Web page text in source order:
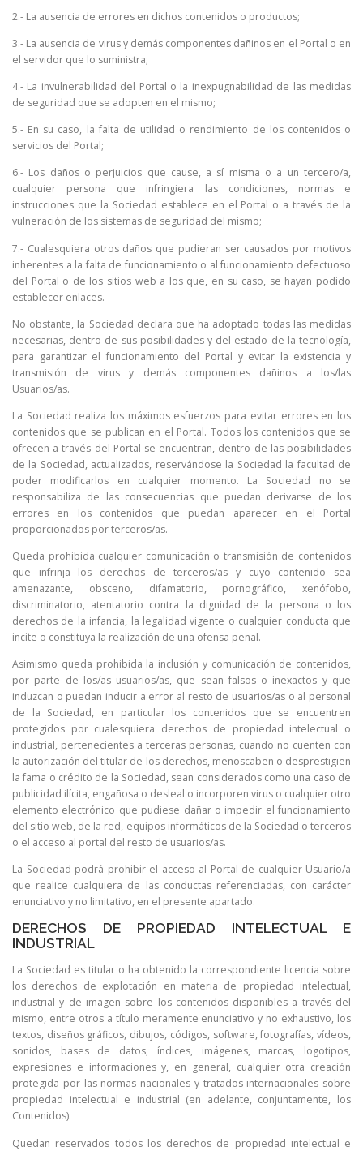
2.- La ausencia de errores en dichos contenidos o productos;
3.- La ausencia de virus y demás componentes dañinos en el Portal o en
el servidor que lo suministra;
4.- La invulnerabilidad del Portal o la inexpugnabilidad de las medidas
de seguridad que se adopten en el mismo;
5.- En su caso, la falta de utilidad o rendimiento de los contenidos o
servicios del Portal;
6.- Los daños o perjuicios que cause, a sí misma o a un tercero/a,
cualquier persona que infringiera las condiciones, normas e
instrucciones que la Sociedad establece en el Portal o a través de la
vulneración de los sistemas de seguridad del mismo;
7.- Cualesquiera otros daños que pudieran ser causados por motivos
inherentes a la falta de funcionamiento o al funcionamiento defectuoso
del Portal o de los sitios web a los que, en su caso, se hayan podido
establecer enlaces.
No obstante, la Sociedad declara que ha adoptado todas las medidas
necesarias, dentro de sus posibilidades y del estado de la tecnología,
para garantizar el funcionamiento del Portal y evitar la existencia y
transmisión de virus y demás componentes dañinos a los/las
Usuarios/as.
La Sociedad realiza los máximos esfuerzos para evitar errores en los
contenidos que se publican en el Portal. Todos los contenidos que se
ofrecen a través del Portal se encuentran, dentro de las posibilidades
de la Sociedad, actualizados, reservándose la Sociedad la facultad de
poder modificarlos en cualquier momento. La Sociedad no se
responsabiliza de las consecuencias que puedan derivarse de los
errores en los contenidos que puedan aparecer en el Portal
proporcionados por terceros/as.
Queda prohibida cualquier comunicación o transmisión de contenidos
que infrinja los derechos de terceros/as y cuyo contenido sea
amenazante, obsceno, difamatorio, pornográfico, xenófobo,
discriminatorio, atentatorio contra la dignidad de la persona o los
derechos de la infancia, la legalidad vigente o cualquier conducta que
incite o constituya la realización de una ofensa penal.
Asimismo queda prohibida la inclusión y comunicación de contenidos,
por parte de los/as usuarios/as, que sean falsos o inexactos y que
induzcan o puedan inducir a error al resto de usuarios/as o al personal
de la Sociedad, en particular los contenidos que se encuentren
protegidos por cualesquiera derechos de propiedad intelectual o
industrial, pertenecientes a terceras personas, cuando no cuenten con
la autorización del titular de los derechos, menoscaben o desprestigien
la fama o crédito de la Sociedad, sean considerados como una caso de
publicidad ilícita, engañosa o desleal o incorporen virus o cualquier otro
elemento electrónico que pudiese dañar o impedir el funcionamiento
del sitio web, de la red, equipos informáticos de la Sociedad o terceros
o el acceso al portal del resto de usuarios/as.
La Sociedad podrá prohibir el acceso al Portal de cualquier Usuario/a
que realice cualquiera de las conductas referenciadas, con carácter
enunciativo y no limitativo, en el presente apartado.
DERECHOS DE PROPIEDAD INTELECTUAL E
INDUSTRIAL
La Sociedad es titular o ha obtenido la correspondiente licencia sobre
los derechos de explotación en materia de propiedad intelectual,
industrial y de imagen sobre los contenidos disponibles a través del
mismo, entre otros a título meramente enunciativo y no exhaustivo, los
textos, diseños gráficos, dibujos, códigos, software, fotografías, vídeos,
sonidos, bases de datos, índices, imágenes, marcas, logotipos,
expresiones e informaciones y, en general, cualquier otra creación
protegida por las normas nacionales y tratados internacionales sobre
propiedad intelectual e industrial (en adelante, conjuntamente, los
Contenidos).
Quedan reservados todos los derechos de propiedad intelectual e